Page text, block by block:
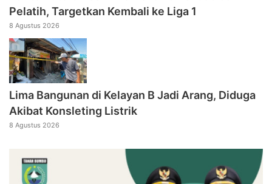
Pelatih, Targetkan Kembali ke Liga 1
8 Agustus 2026
Lima Bangunan di Kelayan B Jadi Arang, Diduga
Akibat Konsleting Listrik
8 Agustus 2026